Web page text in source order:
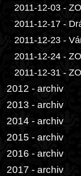
2011-12-03 -
2011-12-17 -
2011-12-23 -
2011-12-24 -
2011-12-31 -
2012 - archiv
2013 - archiv
2014 - archiv
2015 - archiv
2016 - archiv
2017 - archiv